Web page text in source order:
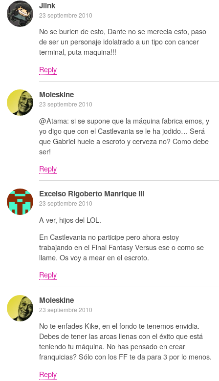
Jlink
23 septiembre 2010
No se burlen de esto, Dante no se merecia esto, paso
de ser un personaje idolatrado a un tipo con cancer
terminal, puta maquina!!!
Reply
Moleskine
23 septiembre 2010
@Atama: si se supone que la máquina fabrica emos, y
yo digo que con el Castlevania se le ha jodido… Será
que Gabriel huele a escroto y cerveza no? Como debe
ser!
Reply
Excelso Rigoberto Manrique III
23 septiembre 2010
A ver, hijos del LOL.
En Castlevania no participe pero ahora estoy
trabajando en el Final Fantasy Versus ese o como se
llame. Os voy a mear en el escroto.
Reply
Moleskine
23 septiembre 2010
No te enfades Kike, en el fondo te tenemos envidia.
Debes de tener las arcas llenas con el éxito que está
teniendo tu máquina. No has pensado en crear
franquicias? Sólo con los FF te da para 3 por lo menos.
Reply